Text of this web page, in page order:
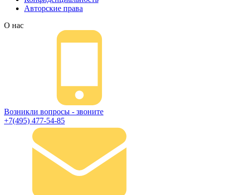
Авторские права
О нас
Возникли вопросы - звоните
+7(495) 477-54-85